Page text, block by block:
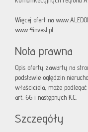
Więcej ofert na
www.4invest.pl
Nota prawna
Opis oferty zawarty na
podstawie oględzin
właściciela, może
art. 66 i następnych K.C.
Szczegóły